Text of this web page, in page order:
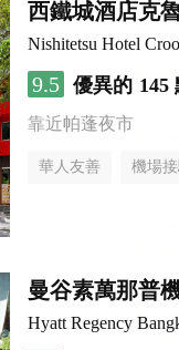
西鐵城酒店克
Nishitetsu Hotel
9.5 優異的 145
靠近帕蓬夜市
華人友善 機場
曼谷素萬那普
Hyatt Regency